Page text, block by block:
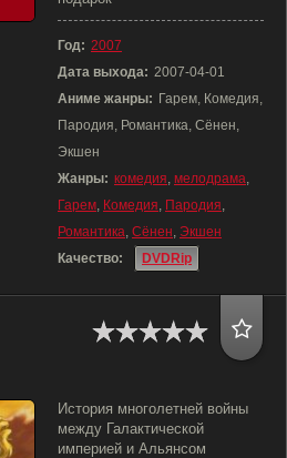
Год: 2007
Дата выхода: 2007-04-01
Аниме жанры: Гарем, Комедия,
Пародия, Романтика, Сёнен,
Экшен
Жанры: комедия, мелодрама,
Гарем, Комедия, Пародия,
Романтика, Сёнен, Экшен
Качество:
DVDRip
История многолетней войны
между Галактической
империей и Альянсом